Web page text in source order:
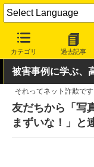
カテゴリ 過去記事
INTERNET Watch ト
被害事例に学ぶ、
それってネット詐欺です
友だちから「写
まずいな！」と